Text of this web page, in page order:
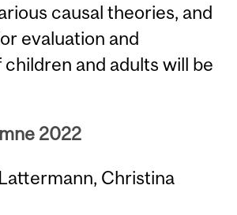
causal theories, and
evaluation and
and adults will be
2022
Christina